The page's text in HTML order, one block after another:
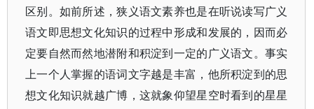
区别。如前所述，狭义语文素养也是在听说读写广义
语文即思想文化知识的过程中形成和发展的，因而必
定要自然而然地潜附和积淀到一定的广义语文。事实
上一个人掌握的语词文字越是丰富，他所积淀到的思
想文化知识就越广博，这就象仰望星空时看到的星星